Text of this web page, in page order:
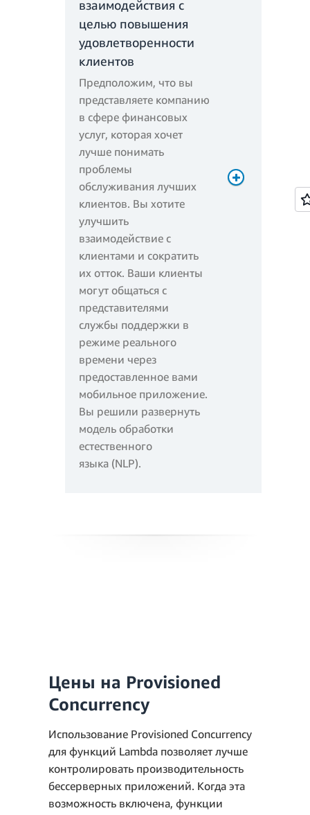
Общее время
вычислений (в
секунда) = 3 млн *
120 мс = 360 000 секунд
Общие вычислительные
ресурсы (ГБ-с) =
360 000 * 1536 МБ /
1024 МБ = 540 000 ГБ-с
Суммарные
вычисления –
Вычисления в рамках
бесплатного
пользования =
Оплачиваемые
вычисления за месяц
в ГБ‑с
540 000 ГБ‑с –
400 000 ГБ‑с в рамках
бесплатного
пользования =
0,0000166667 USD =
взаимодействия с
целью повышения
удовлетворенности
клиентов
Предположим, что вы
представляете компанию
в сфере финансовых
услуг, которая хочет
лучше понимать
проблемы
обслуживания лучших
клиентов. Вы хотите
улучшить
взаимодействие с
клиентами и сократить
их отток. Ваши клиенты
могут общаться с
представителями
службы поддержки в
режиме реального
времени через
предоставленное вами
мобильное приложение.
Вы решили развернуть
модель обработки
естественного
языка (NLP).
Цены на Provisioned
Concurrency
Использование Provisioned Concurrency
для функций Lambda позволяет лучше
контролировать производительность
бессерверных приложений. Когда эта
возможность включена, функции